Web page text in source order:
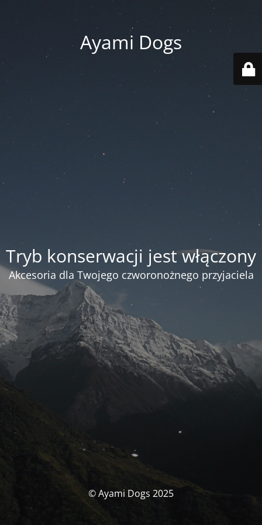
Ayami Dogs
Tryb konserwacji jest włączony
Akcesoria dla Twojego czworonożnego przyjaciela
© Ayami Dogs 2025